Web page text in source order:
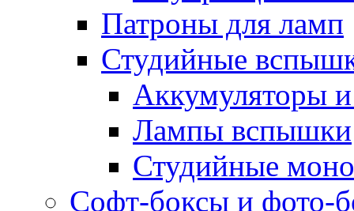
Патроны для ламп
Студийные
Аккумуляторы
Лампы вспышки
Студийные
Софт-боксы и фото-